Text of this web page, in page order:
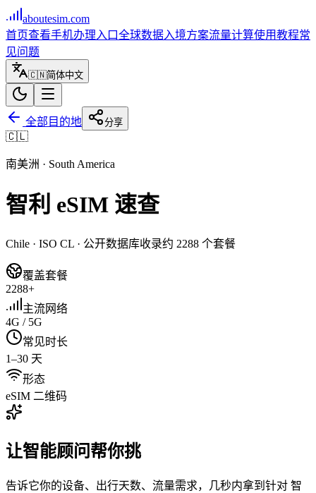
aboutesim.com
首页查看手机办理入口全球数据入境方案流量计算使用教程常
见问题
🇨🇳简体中文
全部目的地 分享
🇨🇱
南美洲 · South America
智利 eSIM 速查
Chile · ISO CL · 公开数据库收录约 2288 个套餐
覆盖套餐
2288+
主流网络
4G / 5G
常见时长
1–30 天
形态
eSIM 二维码
让智能顾问帮你挑
告诉它你的设备、出行天数、流量需求，几秒内拿到针对 智